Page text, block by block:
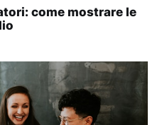
come mostrare le